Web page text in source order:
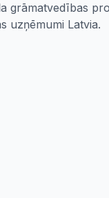
grāmatvedības
uzņēmumi Latvia.